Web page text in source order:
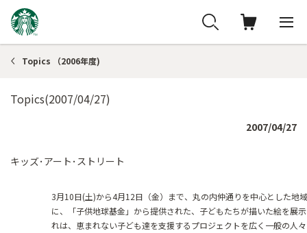
Topics （2006年度)
Topics(2007/04/27)
2007/04/27
キッズ･アート･ストリート
3月10日(土)から4月12日（金）まで、丸の内仲通りを中心とした地
に、「子供地球基金」から提供された、子どもたちが描いた絵を展
れは、恵まれない子ども達を支援するプロジェクトを広く一般の人